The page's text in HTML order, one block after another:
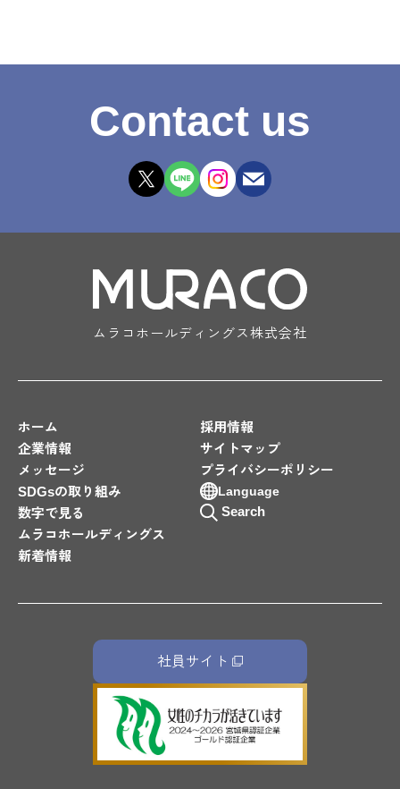
Contact us
ムラコホールディングス株式会社
ホーム
企業情報
メッセージ
SDGsの取り組み
数字で見る
ムラコホールディングス
新着情報
採用情報
サイトマップ
プライバシーポリシー
Language
Search
社員サイト